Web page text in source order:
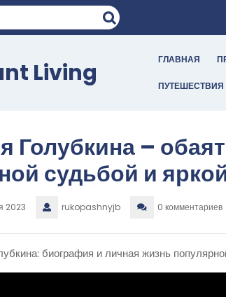
Living ГЛАВНАЯ
ПУТЕШЕСТВИЯ
Голубкина –
судьбой и
2023 rukopashnyjb 0 комментариев